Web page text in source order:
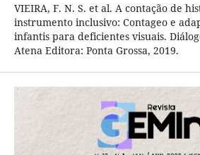
VIEIRA, F. N. S. et al. A contação de
instrumento inclusivo: Contageo e
infantis para deficientes visuais.
Atena Editora: Ponta Grossa, 2019.